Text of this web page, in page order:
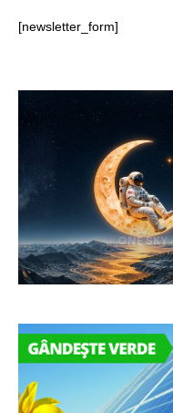
[newsletter_form]